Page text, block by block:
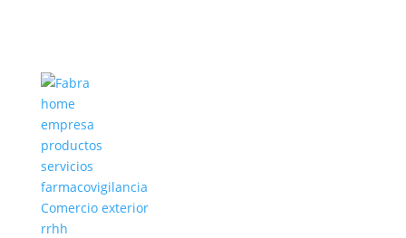
home
empresa
productos
servicios
farmacovigilancia
Comercio exterior
rrhh